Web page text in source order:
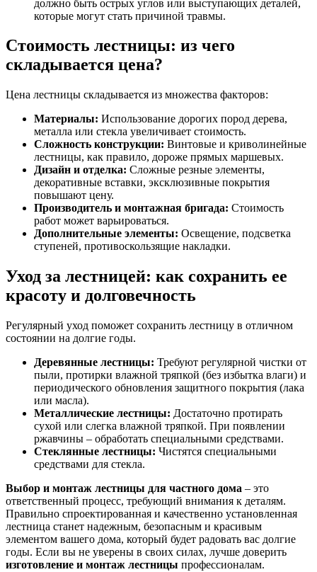
должно быть острых углов или выступающих деталей,
которые могут стать причиной травмы.
Стоимость лестницы: из чего
складывается цена?
Цена лестницы складывается из множества факторов:
Материалы: Использование дорогих пород дерева,
металла или стекла увеличивает стоимость.
Сложность конструкции: Винтовые и криволинейные
лестницы, как правило, дороже прямых маршевых.
Дизайн и отделка: Сложные резные элементы,
декоративные вставки, эксклюзивные покрытия
повышают цену.
Производитель и монтажная бригада: Стоимость
работ может варьироваться.
Дополнительные элементы: Освещение, подсветка
ступеней, противоскользящие накладки.
Уход за лестницей: как сохранить ее
красоту и долговечность
Регулярный уход поможет сохранить лестницу в отличном
состоянии на долгие годы.
Деревянные лестницы: Требуют регулярной чистки от
пыли, протирки влажной тряпкой (без избытка влаги) и
периодического обновления защитного покрытия (лака
или масла).
Металлические лестницы: Достаточно протирать
сухой или слегка влажной тряпкой. При появлении
ржавчины – обработать специальными средствами.
Стеклянные лестницы: Чистятся специальными
средствами для стекла.
Выбор и монтаж лестницы для частного дома – это
ответственный процесс, требующий внимания к деталям.
Правильно спроектированная и качественно установленная
лестница станет надежным, безопасным и красивым
элементом вашего дома, который будет радовать вас долгие
годы. Если вы не уверены в своих силах, лучше доверить
изготовление и монтаж лестницы профессионалам.